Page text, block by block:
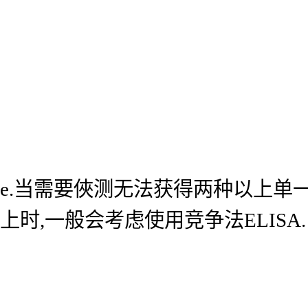
e.当需要俠测无法获得两种以上单
上时,一般会考虑使用竞争法ELISA.